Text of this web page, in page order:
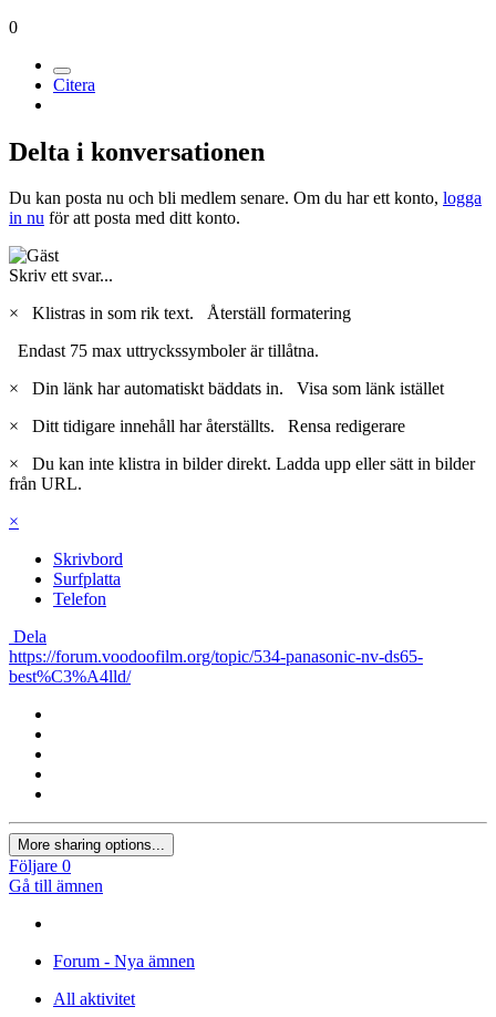
0
Citera
Delta i konversationen
Du kan posta nu och bli medlem senare. Om du har ett konto, logga
in nu för att posta med ditt konto.
Skriv ett svar...
×
Klistras in som rik text. Återställ formatering
Endast 75 max uttryckssymboler är tillåtna.
×
Din länk har automatiskt bäddats in. Visa som länk istället
×
Ditt tidigare innehåll har återställts. Rensa redigerare
×
Du kan inte klistra in bilder direkt. Ladda upp eller sätt in bilder
från URL.
×
Skrivbord
Surfplatta
Telefon
Dela
https://forum.voodoofilm.org/topic/534-panasonic-nv-ds65-
best%C3%A4lld/
More sharing options...
Följare 0
Gå till ämnen
Forum - Nya ämnen
All aktivitet